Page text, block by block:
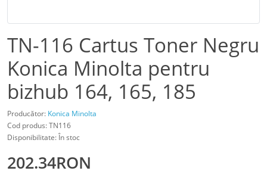
TN-116 Cartus Toner Negru
Konica Minolta pentru
bizhub 164, 165, 185
Producător: Konica Minolta
Cod produs: TN116
Disponibilitate: În stoc
202.34RON